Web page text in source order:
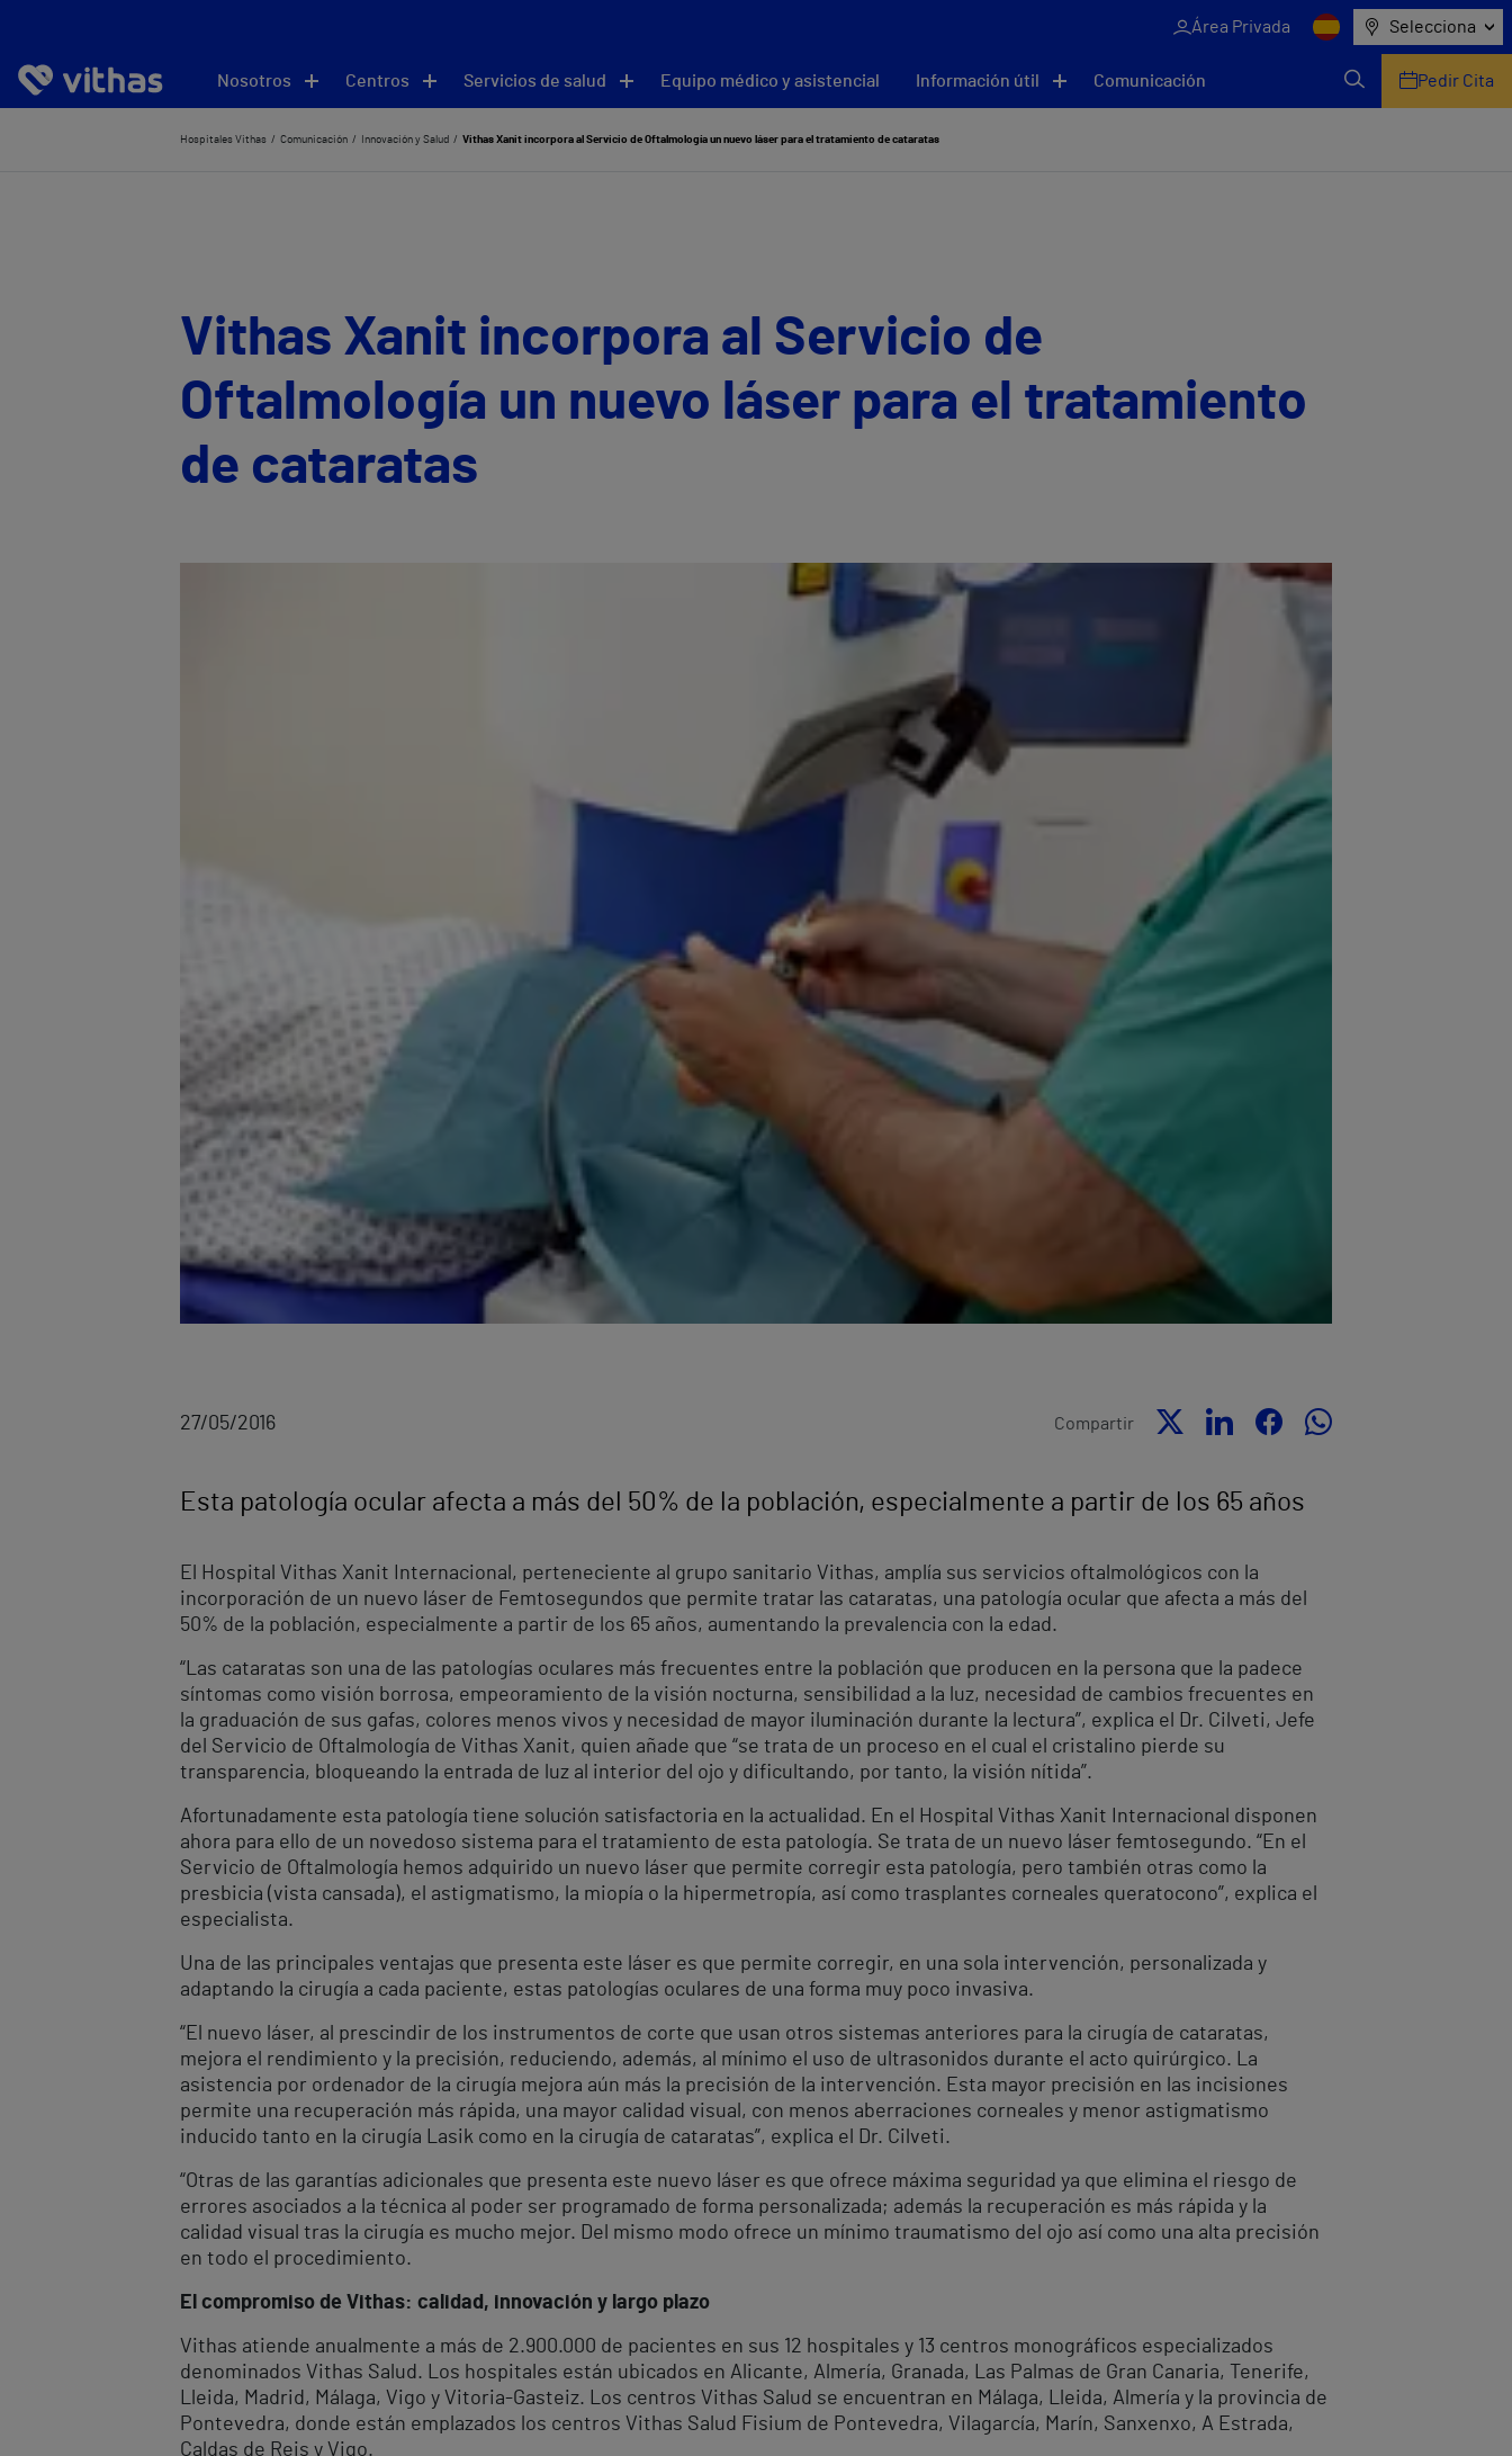
Área Privada Selecciona
Nosotros Centros Servicios de salud Equipo médico y asistencial Información útil Comunicación Pedir Cita
Hospitales Vithas Comunicación Innovación y Salud Vithas Xanit incorpora al Servicio de Oftalmología un nuevo láser para el tratamiento de cataratas
Vithas Xanit incorpora al Servicio de
Oftalmología un nuevo láser para el tratamiento
de cataratas
27/05/2016 Compartir
Esta patología ocular afecta a más del 50% de la población, especialmente a partir de los 65 años
El Hospital Vithas Xanit Internacional, perteneciente al grupo sanitario Vithas, amplía sus servicios oftalmológicos con la
incorporación de un nuevo láser de Femtosegundos que permite tratar las cataratas, una patología ocular que afecta a más del
50% de la población, especialmente a partir de los 65 años, aumentando la prevalencia con la edad.
“Las cataratas son una de las patologías oculares más frecuentes entre la población que producen en la persona que la padece
síntomas como visión borrosa, empeoramiento de la visión nocturna, sensibilidad a la luz, necesidad de cambios frecuentes en
la graduación de sus gafas, colores menos vivos y necesidad de mayor iluminación durante la lectura”, explica el Dr. Cilveti, Jefe
del Servicio de Oftalmología de Vithas Xanit, quien añade que “se trata de un proceso en el cual el cristalino pierde su
transparencia, bloqueando la entrada de luz al interior del ojo y dificultando, por tanto, la visión nítida”.
Afortunadamente esta patología tiene solución satisfactoria en la actualidad. En el Hospital Vithas Xanit Internacional disponen
ahora para ello de un novedoso sistema para el tratamiento de esta patología. Se trata de un nuevo láser femtosegundo. “En el
Servicio de Oftalmología hemos adquirido un nuevo láser que permite corregir esta patología, pero también otras como la
presbicia (vista cansada), el astigmatismo, la miopía o la hipermetropía, así como trasplantes corneales queratocono”, explica el
especialista.
Una de las principales ventajas que presenta este láser es que permite corregir, en una sola intervención, personalizada y
adaptando la cirugía a cada paciente, estas patologías oculares de una forma muy poco invasiva.
“El nuevo láser, al prescindir de los instrumentos de corte que usan otros sistemas anteriores para la cirugía de cataratas,
mejora el rendimiento y la precisión, reduciendo, además, al mínimo el uso de ultrasonidos durante el acto quirúrgico. La
asistencia por ordenador de la cirugía mejora aún más la precisión de la intervención. Esta mayor precisión en las incisiones
permite una recuperación más rápida, una mayor calidad visual, con menos aberraciones corneales y menor astigmatismo
inducido tanto en la cirugía Lasik como en la cirugía de cataratas”, explica el Dr. Cilveti.
“Otras de las garantías adicionales que presenta este nuevo láser es que ofrece máxima seguridad ya que elimina el riesgo de
errores asociados a la técnica al poder ser programado de forma personalizada; además la recuperación es más rápida y la
calidad visual tras la cirugía es mucho mejor. Del mismo modo ofrece un mínimo traumatismo del ojo así como una alta precisión
en todo el procedimiento.
El compromiso de Vithas: calidad, innovación y largo plazo
Vithas atiende anualmente a más de 2.900.000 de pacientes en sus 12 hospitales y 13 centros monográficos especializados
denominados Vithas Salud. Los hospitales están ubicados en Alicante, Almería, Granada, Las Palmas de Gran Canaria, Tenerife,
Lleida, Madrid, Málaga, Vigo y Vitoria-Gasteiz. Los centros Vithas Salud se encuentran en Málaga, Lleida, Almería y la provincia de
Pontevedra, donde están emplazados los centros Vithas Salud Fisium de Pontevedra, Vilagarcía, Marín, Sanxenxo, A Estrada,
Caldas de Reis y Vigo.